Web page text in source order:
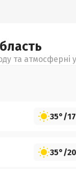
та атмосферні
35°/
35°/